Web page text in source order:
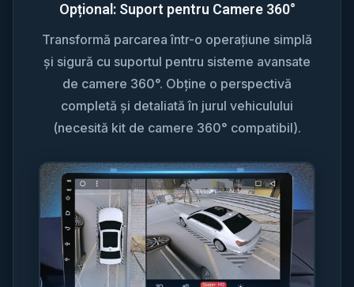
Opțional: Suport pentru Camere 360°
Transformă parcarea într-o operațiune simplă
și sigură cu suportul pentru sisteme avansate
de camere 360°. Obține o perspectivă
completă și detaliată în jurul vehiculului
(necesită kit de camere 360° compatibil).